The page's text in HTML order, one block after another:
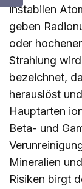
instabilen
geben
oder
Strahlung
bezeichnet,
herauslöst
Hauptarten
Beta- und
Mineralien
Risiken birgt